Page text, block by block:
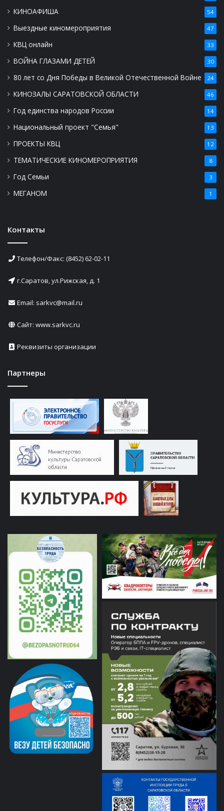
КИНОАФИША 54
Выездные киномероприятия 47
КВЦ онлайн 33
ВОЙНА ГЛАЗАМИ ДЕТЕЙ 30
80 лет со Дня Победы в Великой Отечественной Войне 24
КИНОЗАЛЫ САРАТОВСКОЙ ОБЛАСТИ 46
Год единства народов России 14
Национальный проект "Семья" 13
ПРОЕКТЫ КВЦ 12
ТЕМАТИЧЕСКИЕ КИНОМЕРОПРИЯТИЯ 8
Год Семьи 3
МЕГАНОМ 1
Контакты
Телефон/Факс: (8452) 62-02-11
г.Саратов, ул.Рижская, д. 1
Email: sarkvc@mail.ru
Сайт: www.sarkvc.ru
Реквизиты организации
Партнеры